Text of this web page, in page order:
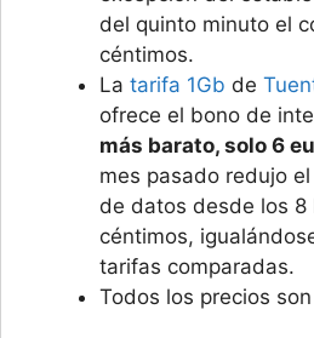
del quinto minuto el
céntimos.
La tarifa 1Gb de
ofrece el bono de
más barato, solo 6
mes pasado redujo
de datos desde los 8
céntimos,
tarifas comparadas.
Todos los precios son